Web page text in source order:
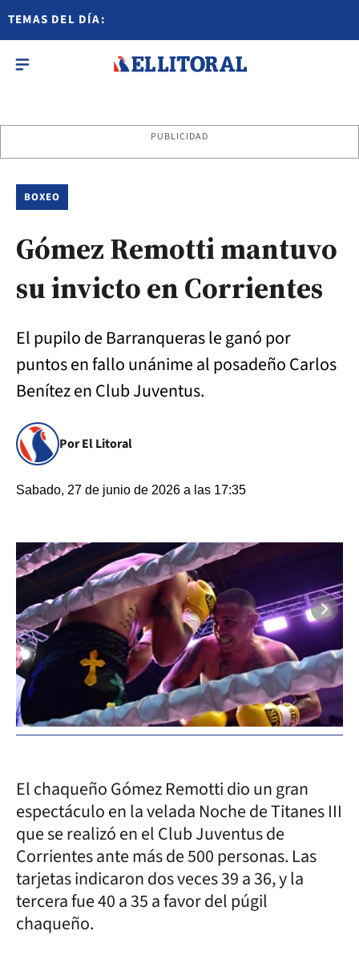
TEMAS DEL DÍA:
PUBLICIDAD
BOXEO
Gómez Remotti mantuvo
su invicto en Corrientes
El pupilo de Barranqueras le ganó por
puntos en fallo unánime al posadeño Carlos
Benítez en Club Juventus.
Por El Litoral
Sabado, 27 de junio de 2026 a las 17:35
El chaqueño Gómez Remotti dio un gran
espectáculo en la velada Noche de Titanes III
que se realizó en el Club Juventus de
Corrientes ante más de 500 personas. Las
tarjetas indicaron dos veces 39 a 36, y la
tercera fue 40 a 35 a favor del púgil
chaqueño.